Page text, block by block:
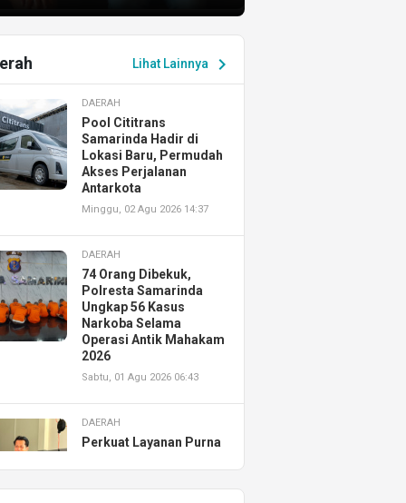
Lihat Lainnya chevron_right
DAERAH
Pool Cititrans
Samarinda Hadir di
Lokasi Baru, Permudah
Akses Perjalanan
Antarkota
Minggu, 02 Agu 2026 14:37
DAERAH
74 Orang Dibekuk,
Polresta Samarinda
Ungkap 56 Kasus
Narkoba Selama
Operasi Antik Mahakam
2026
Sabtu, 01 Agu 2026 06:43
DAERAH
Perkuat Layanan Purna
Resmikan AHASS